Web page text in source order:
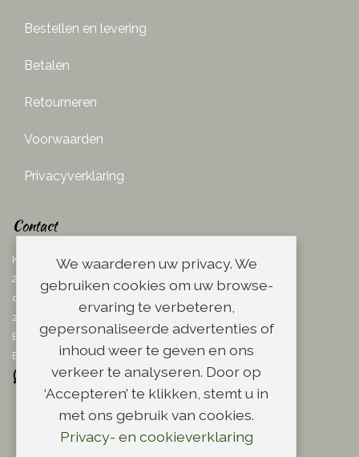
Bestellen en levering
Betalen
Retourneren
Voorwaarden
Privacyverklaring
Contact
Ketelboetersteeg 29
2311 TN Leiden
dins. - vrij. 08.00 - 17.00 uur
zaterdag 08.00 - 13.00 uur
Email:info@scheerwinkel.nl
Bel: 071 - 5128188
We waarderen uw privacy. We
gebruiken cookies om uw browse-
ervaring te verbeteren,
gepersonaliseerde advertenties of
inhoud weer te geven en ons
verkeer te analyseren. Door op
‘Accepteren’ te klikken, stemt u in
met ons gebruik van cookies.
Privacy- en cookieverklaring